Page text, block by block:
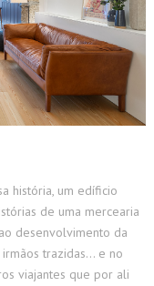
história, um edíficio
de uma mercearia
desenvolvimento da
trazidas… e no
viajantes que por ali